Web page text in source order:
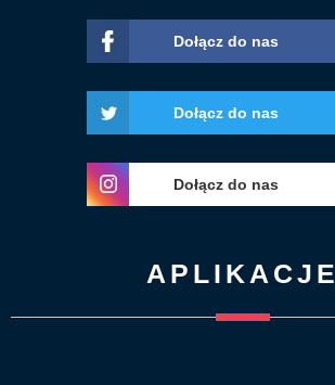
Dołącz do nas
Dołącz do nas
Dołącz do nas
APLIKACJE